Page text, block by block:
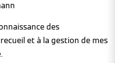
des
et à la gestion de mes